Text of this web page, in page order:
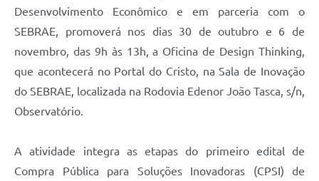
Associação dos Servidores Públicos Municipais de
Vinhedo
Audiências Públicas
Carta de Serviços
Arquivos para Download
Galeria de Vídeos
Contas Públicas
Desenvolvimento Econômico e em parceria com o
SEBRAE, promoverá nos dias 30 de outubro e 6 de
novembro, das 9h às 13h, a Oficina de Design Thinking,
que acontecerá no Portal do Cristo, na Sala de Inovação
do SEBRAE, localizada na Rodovia Edenor João Tasca, s/n,
Observatório.
A atividade integra as etapas do primeiro edital de
Compra Pública para Soluções Inovadoras (CPSI) de